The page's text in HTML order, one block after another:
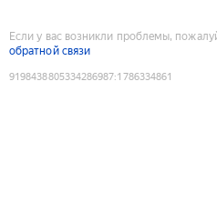
Если у вас возникли проблемы,
обратной связи
9198438805334286987:1786334861